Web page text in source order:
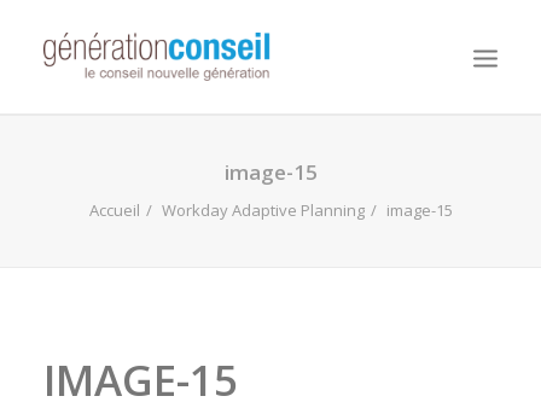
NOS MISSIONS
NOTRE BLOG
image-15
Accueil Workday Adaptive Planning image-15
IMAGE-15